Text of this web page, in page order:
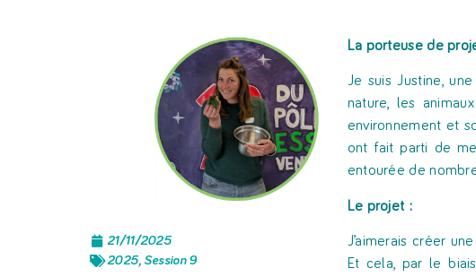
21/11/2025
2025, Session 9
La porteuse de
Je suis Justine,
nature, les
environnement et
ont fait parti de
entourée de
Le projet :
J’aimerais créer
Et cela, par le